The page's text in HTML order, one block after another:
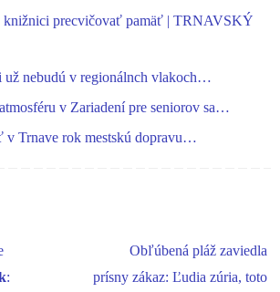
knižnici precvičovať pamäť | TRNAVSKÝ
už nebudú v regionálnch vlakoch…
v Zariadení pre seniorov sa…
v Trnave rok mestskú dopravu…
:
Obľúbená pláž zaviedla
prísny zákaz: Ľudia zúria, toto